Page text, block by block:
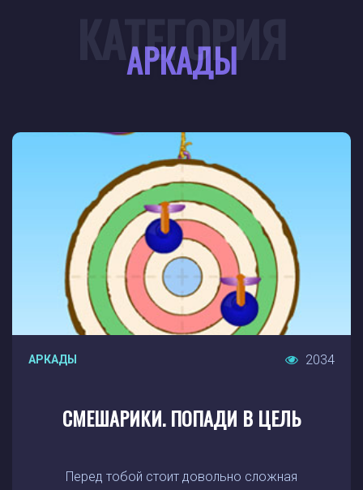
АРКАДЫ
КАТЕГОРИЯ
АРКАДЫ 2034
СМЕШАРИКИ. ПОПАДИ В ЦЕЛЬ
Перед тобой стоит довольно сложная